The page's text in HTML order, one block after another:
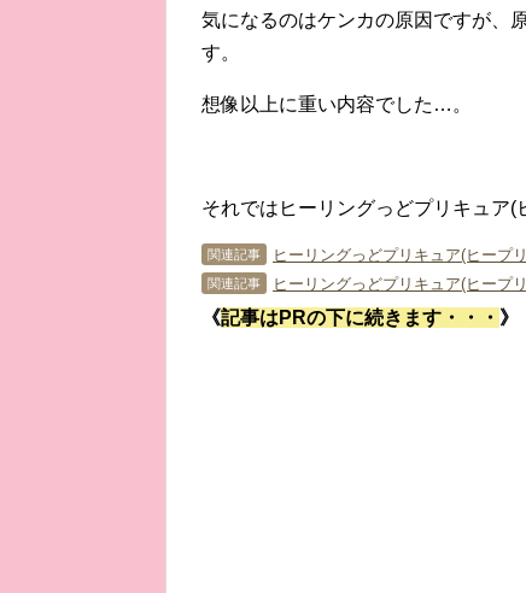
気になるのはケンカの原因ですが、
す。
想像以上に重い内容でした…。
それではヒーリングっどプリキュア(
関連記事 ヒーリングっどプリキュア(ヒープ
関連記事 ヒーリングっどプリキュア(ヒープ
《記事はPRの下に続きます・・・ 》